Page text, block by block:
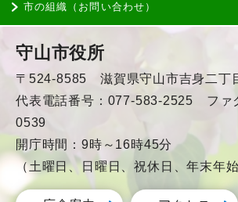
市の組織（お問い合わせ）
守山市役所
〒524-8585 滋賀県守山市吉身二丁
代表電話番号：077-583-2525 ファ
0539
開庁時間：9時～16時45分
（土曜日、日曜日、祝休日、年末年